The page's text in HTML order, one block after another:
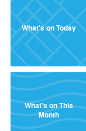
What's on Today
What's on This
Month